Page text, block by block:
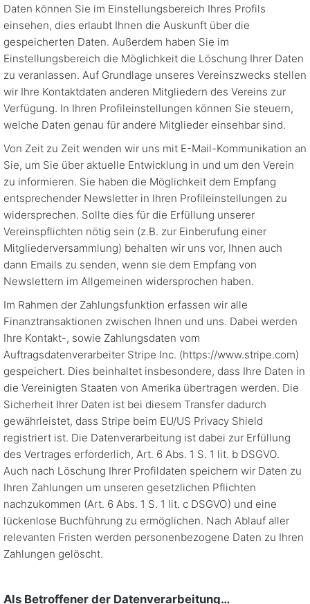
Daten können Sie im Einstellungsbereich Ihres Profils
einsehen, dies erlaubt Ihnen die Auskunft über die
gespeicherten Daten. Außerdem haben Sie im
Einstellungsbereich die Möglichkeit die Löschung Ihrer Daten
zu veranlassen. Auf Grundlage unseres Vereinszwecks stellen
wir Ihre Kontaktdaten anderen Mitgliedern des Vereins zur
Verfügung. In Ihren Profileinstellungen können Sie steuern,
welche Daten genau für andere Mitglieder einsehbar sind.
Von Zeit zu Zeit wenden wir uns mit E-Mail-Kommunikation an
Sie, um Sie über aktuelle Entwicklung in und um den Verein
zu informieren. Sie haben die Möglichkeit dem Empfang
entsprechender Newsletter in Ihren Profileinstellungen zu
widersprechen. Sollte dies für die Erfüllung unserer
Vereinspflichten nötig sein (z.B. zur Einberufung einer
Mitgliederversammlung) behalten wir uns vor, Ihnen auch
dann Emails zu senden, wenn sie dem Empfang von
Newslettern im Allgemeinen widersprochen haben.
Im Rahmen der Zahlungsfunktion erfassen wir alle
Finanztransaktionen zwischen Ihnen und uns. Dabei werden
Ihre Kontakt-, sowie Zahlungsdaten vom
Auftragsdatenverarbeiter Stripe Inc. (https://www.stripe.com)
gespeichert. Dies beinhaltet insbesondere, dass Ihre Daten in
die Vereinigten Staaten von Amerika übertragen werden. Die
Sicherheit Ihrer Daten ist bei diesem Transfer dadurch
gewährleistet, dass Stripe beim EU/US Privacy Shield
registriert ist. Die Datenverarbeitung ist dabei zur Erfüllung
des Vertrages erforderlich, Art. 6 Abs. 1 S. 1 lit. b DSGVO.
Auch nach Löschung Ihrer Profildaten speichern wir Daten zu
Ihren Zahlungen um unseren gesetzlichen Pflichten
nachzukommen (Art. 6 Abs. 1 S. 1 lit. c DSGVO) und eine
lückenlose Buchführung zu ermöglichen. Nach Ablauf aller
relevanten Fristen werden personenbezogene Daten zu Ihren
Zahlungen gelöscht.
Als Betroffener der Datenverarbeitung…